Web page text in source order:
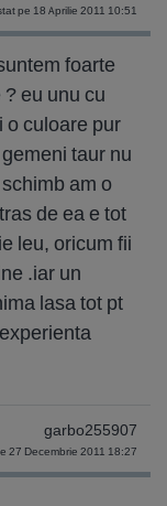
pe 18 Aprilie 2011 10:51
foarte
eu unu cu
o culoare pur
taur nu
am o
de ea e tot
leu, oricum fii
.iar un
lasa tot pt
garbo255907
27 Decembrie 2011 18:27